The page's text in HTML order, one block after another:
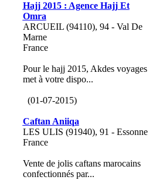
Hajj 2015 : Agence Hajj Et
Omra
ARCUEIL (94110), 94 - Val De
Marne
France
Pour le hajj 2015, Akdes voyages
met à votre dispo...
(01-07-2015)
Caftan Aniiqa
LES ULIS (91940), 91 - Essonne
France
Vente de jolis caftans marocains
confectionnés par...